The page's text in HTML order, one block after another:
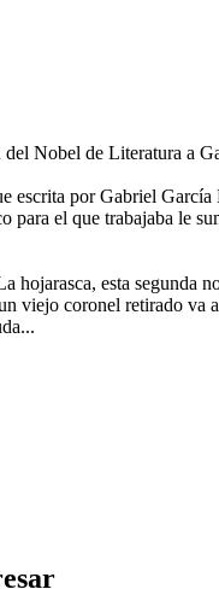
Nobel de Literatura a
escrita por Gabriel
para el que trabajaba le
hojarasca, esta segunda
viejo coronel retirado va